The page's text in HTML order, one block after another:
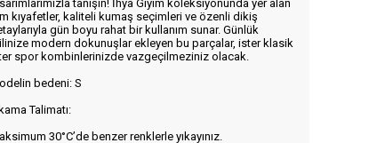
tanışın! İhya Giyim koleksiyonunda yer alan
kıyafetler, kaliteli kumaş seçimleri ve özenli dikiş
gün boyu rahat bir kullanım sunar. Günlük
modern dokunuşlar ekleyen bu parçalar, ister klasik
spor kombinlerinizde vazgeçilmeziniz olacak.
bedeni: S
Talimatı:
30°C’de benzer renklerle yıkayınız.